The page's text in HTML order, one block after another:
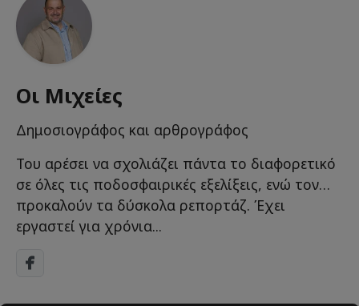
Οι Μιχείες
Δημοσιογράφος και αρθρογράφος
Του αρέσει να σχολιάζει πάντα το διαφορετικό
σε όλες τις ποδοσφαιρικές εξελίξεις, ενώ τον…
προκαλούν τα δύσκολα ρεπορτάζ. Έχει
εργαστεί για χρόνια...